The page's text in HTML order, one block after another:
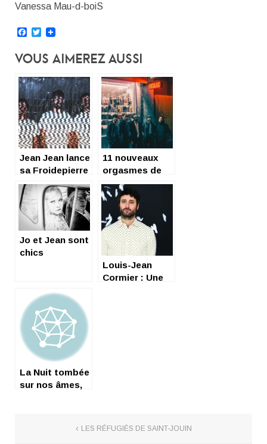
Vanessa Mau-d-boiS
Facebook
Twitter
Vous Aimerez Aussi
Jean Jean lance
sa Froidepierre
dans le lac
11 nouveaux
orgasmes de
La Mathilde le
11 MARS avec
« Crier la nuit »
+ interview
Jo et Jean sont
chics
Louis-Jean
Cormier : Une
La Nuit tombée
sur nos âmes,
LES RÉFUGIÉS DE SAINT-JOUIN